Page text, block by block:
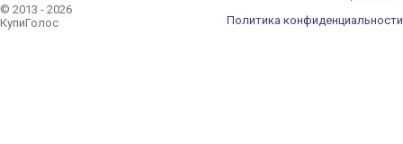
© 2013 - 2026
КупиГолос
Политика конфиденциальности